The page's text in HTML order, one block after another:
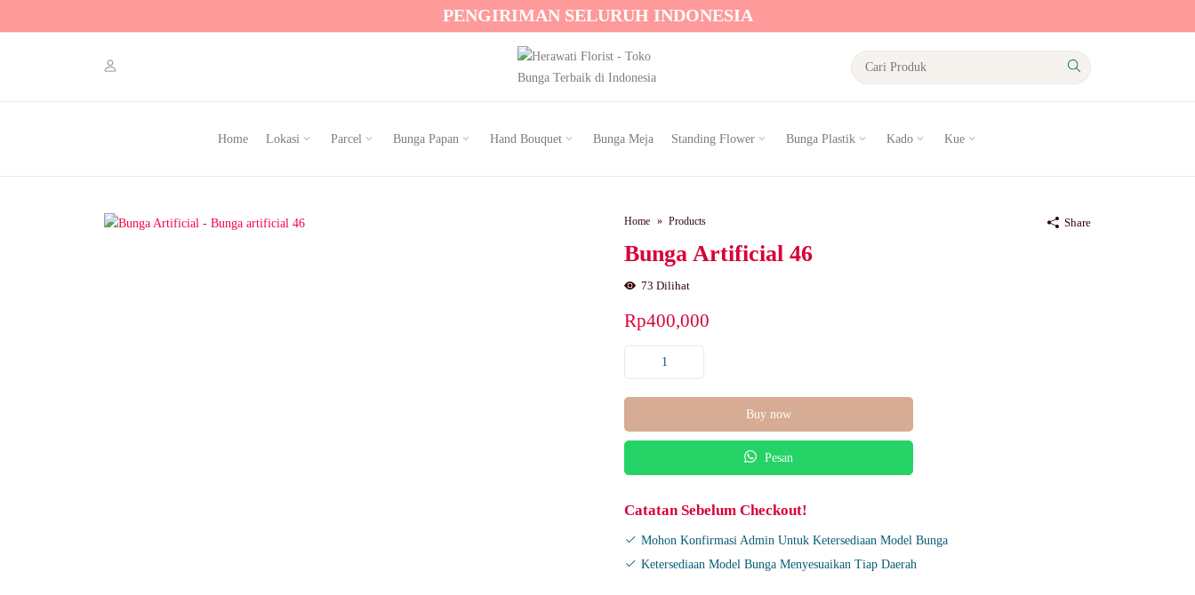
PENGIRIMAN SELURUH INDONESIA
Home Lokasi Parcel Bunga Papan Hand Bouquet Bunga Meja Standing Flower Bunga Plastik Kado Kue
Home Products
Bunga Artificial 46
73 Dilihat
Rp400,000
artificial
46
Buy now
Pesan
Catatan Sebelum Checkout!
Mohon Konfirmasi Admin Untuk Ketersediaan Model Bunga
Ketersediaan Model Bunga Menyesuaikan Tiap Daerah
Share